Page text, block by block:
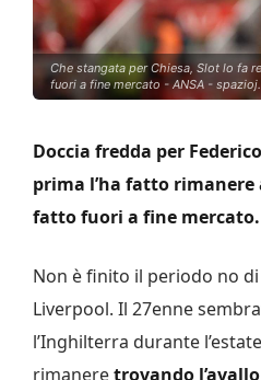
Che stangata per Chiesa, Slot lo fa
fuori a fine mercato - ANSA -
Doccia fredda per
prima l’ha fatto rimanere
fatto fuori a fine mercato.
Non è finito il periodo no di
Liverpool. Il 27enne
l’Inghilterra durante
rimaneretrovando